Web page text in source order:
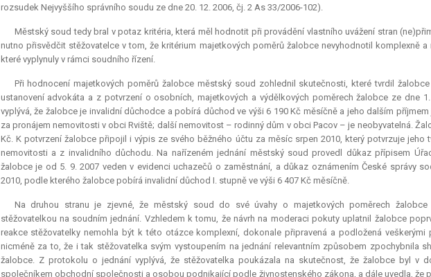
rozsudek Nejvyššího správního soudu ze dne 20. 12. 2006, čj. 2 As 33/2006-102).
Městský soud tedy bral v potaz kritéria, která měl hodnotit při provádění vlastního uvážení stran
nutno přisvědčit stěžovatelce v tom, že kritérium majetkových poměrů žalobce nevyhodnotil komplexně
které vyplynuly v rámci soudního řízení.
Při hodnocení majetkových poměrů žalobce městský soud zohlednil skutečnosti, které tvrdil
ustanovení advokáta a z potvrzení o osobních, majetkových a výdělkových poměrech žalobce ze dne
vyplývá, že žalobce je invalidní důchodce a pobírá důchod ve výši 6 190 Kč měsíčně a jeho dalším
za pronájem nemovitosti v obci Rviště; další nemovitost – rodinný dům v obci Pacov – je neobyvatelná.
Kč. K potvrzení žalobce připojil i výpis ze svého běžného účtu za měsíc srpen 2010, který potvrzuje jeho
nemovitosti a z invalidního důchodu. Na nařízeném jednání městský soud provedl důkaz přípisem
žalobce je od 5. 9. 2007 veden v evidenci uchazečů o zaměstnání, a důkaz oznámením České správy
2010, podle kterého žalobce pobírá invalidní důchod I. stupně ve výši 6 407 Kč měsíčně.
Na druhou stranu je zjevné, že městský soud do své úvahy o majetkových poměrech žalobce
stěžovatelkou na soudním jednání. Vzhledem k tomu, že návrh na moderaci pokuty uplatnil žalobce
reakce stěžovatelky nemohla být k této otázce komplexní, dokonale připravená a podložená veškerými
nicméně za to, že i tak stěžovatelka svým vystoupením na jednání relevantním způsobem zpochybnila
žalobce. Z protokolu o jednání vyplývá, že stěžovatelka poukázala na skutečnost, že žalobce byl v
společníkem obchodní společnosti a osobou podnikající podle živnostenského zákona, a dále uvedla, že